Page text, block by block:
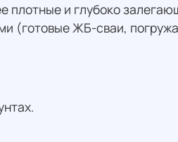
и глубоко
(готовые ЖБ-сваи,